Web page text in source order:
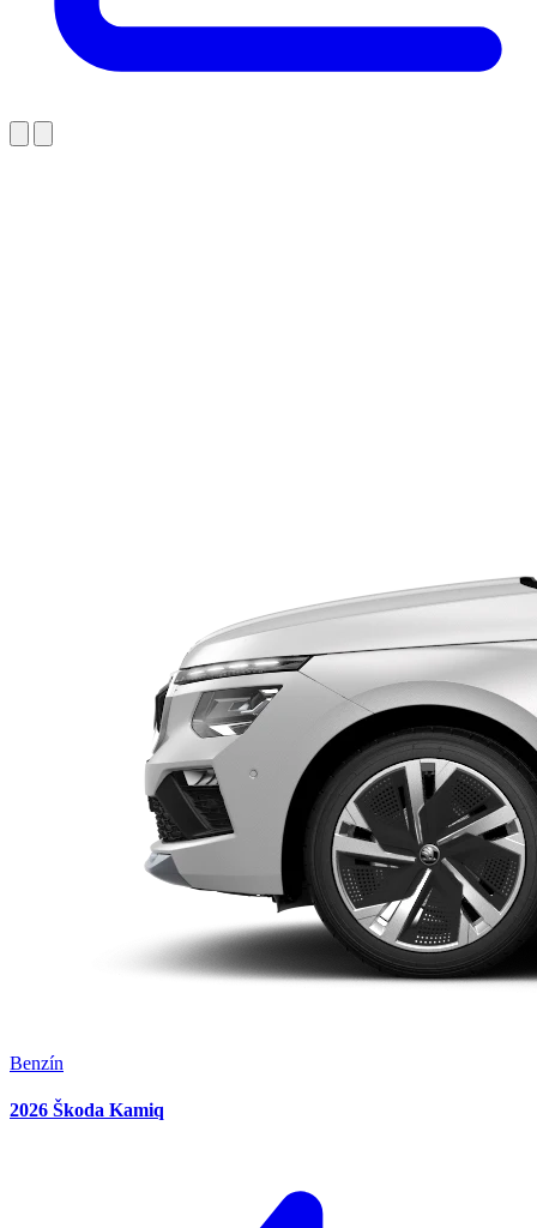
Benzín
2026 Škoda Kamiq